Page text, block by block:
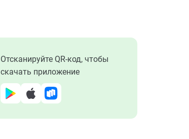
Отсканируйте QR-код, чтобы
скачать приложение